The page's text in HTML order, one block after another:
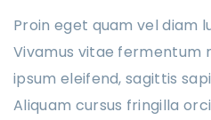
Proin eget quam vel diam
Vivamus vitae fermentum
ipsum eleifend, sagittis
Aliquam cursus fringilla